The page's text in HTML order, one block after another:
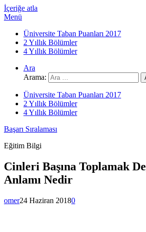
İçeriğe atla
Menü
Üniversite Taban Puanları 2017
2 Yıllık Bölümler
4 Yıllık Bölümler
Ara
Arama:
Üniversite Taban Puanları 2017
2 Yıllık Bölümler
4 Yıllık Bölümler
Başarı Sıralaması
Eğitim Bilgi
Cinleri Başına Toplamak
Anlamı Nedir
omer24 Haziran 20180